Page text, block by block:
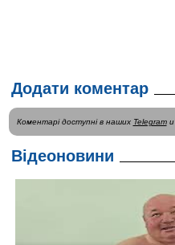
Додати коментар
Коментарі доступні в наших Telegramи
Відеоновини